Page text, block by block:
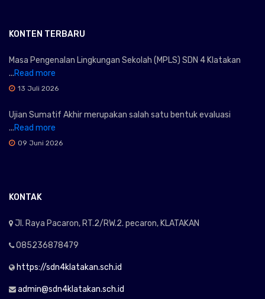
KONTEN TERBARU
Masa Pengenalan Lingkungan Sekolah (MPLS) SDN 4 Klatakan
...Read more
13 Juli 2026
Ujian Sumatif Akhir merupakan salah satu bentuk evaluasi
...Read more
09 Juni 2026
KONTAK
Jl. Raya Pacaron, RT.2/RW.2. pecaron, KLATAKAN
085236878479
https://sdn4klatakan.sch.id
admin@sdn4klatakan.sch.id